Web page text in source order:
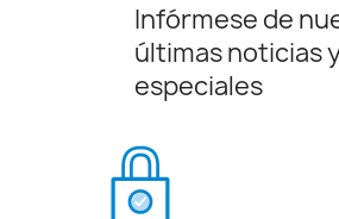
Infórmese de
últimas noticias
especiales